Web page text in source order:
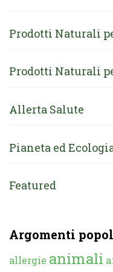
Prodotti Naturali
Prodotti Naturali
Allerta Salute
Pianeta ed
Featured
Argomenti
allergie animali